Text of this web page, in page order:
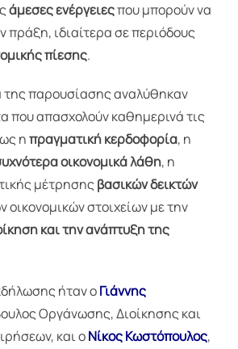
άμεσες ενέργειεςπου μπορούν να
ιδιαίτερα σε περιόδους
πίεσης.
της παρουσίασης αναλύθηκαν
που απασχολούν καθημερινά τις
ηπραγματική κερδοφορία, η
οικονομικά λάθη, η
μέτρησης βασικών δεικτών
οικονομικών στοιχείων με την
και την ανάπτυξη της
ήταν οΓιάννης
Οργάνωσης, Διοίκησης και
και οΝίκος Κωστόπουλος,